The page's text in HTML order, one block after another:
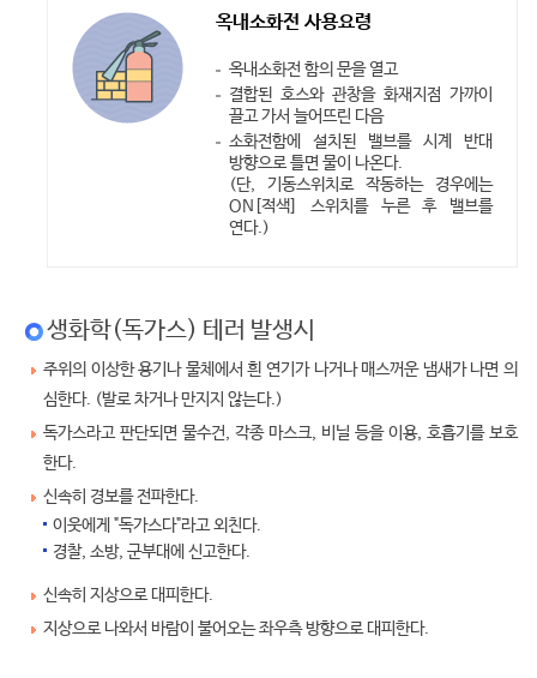
옥내소화전 사용요령
옥내소화전 함의 문을 열고
결합된 호스와 관창을 화재지점 가까이
끌고 가서 늘어뜨린 다음
소화전함에 설치된 밸브를 시계 반대
방향으로 틀면 물이 나온다.
(단, 기동스위치로 작동하는 경우에는
ON[적색] 스위치를 누른 후 밸브를
연다.)
생화학(독가스) 테러 발생시
주위의 이상한 용기나 물체에서 흰 연기가 나거나 매스꺼운 냄새가 나면 의
심한다. (발로 차거나 만지지 않는다.)
독가스라고 판단되면 물수건, 각종 마스크, 비닐 등을 이용, 호흡기를 보호
한다.
신속히 경보를 전파한다.
이웃에게 "독가스다"라고 외친다.
경찰, 소방, 군부대에 신고한다.
신속히 지상으로 대피한다.
지상으로 나와서 바람이 불어오는 좌우측 방향으로 대피한다.